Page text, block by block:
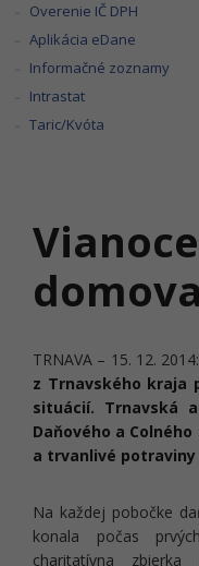
Overenie IČ DPH
Aplikácia eDane
Informačné zoznamy
Intrastat
Taric/Kvóta
domova
TRNAVA – 15. 12. 2014:
z Trnavského kraja
situácií. Trnavská
Daňového a
a trvanlivé potraviny
Na každej pobočke
konala počas
charitatívna